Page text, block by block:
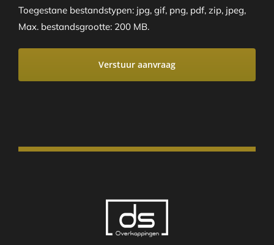
Toegestane bestandstypen: jpg, gif, png, pdf, zip, jpeg,
Max. bestandsgrootte: 200 MB.